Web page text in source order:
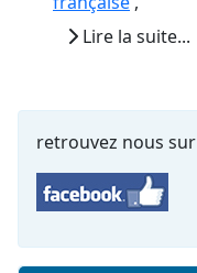
Lire la suite...
retrouvez nous sur